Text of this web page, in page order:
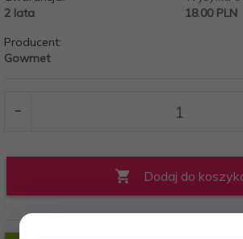
2 lata
18.00 PLN
Producent:
Gowmet
Dodaj do